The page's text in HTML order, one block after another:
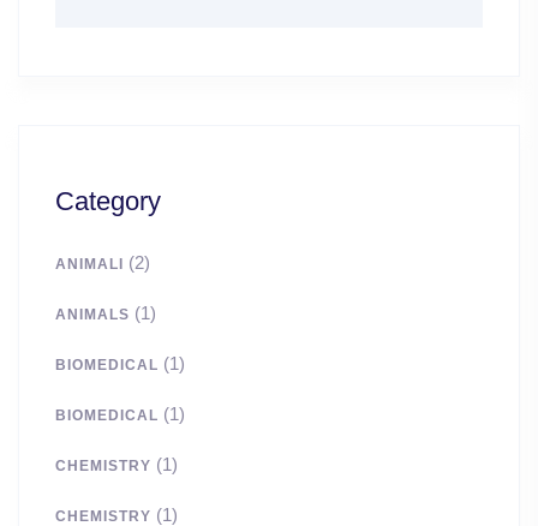
Category
ANIMALI (2)
ANIMALS (1)
BIOMEDICAL (1)
BIOMEDICAL (1)
CHEMISTRY (1)
CHEMISTRY (1)